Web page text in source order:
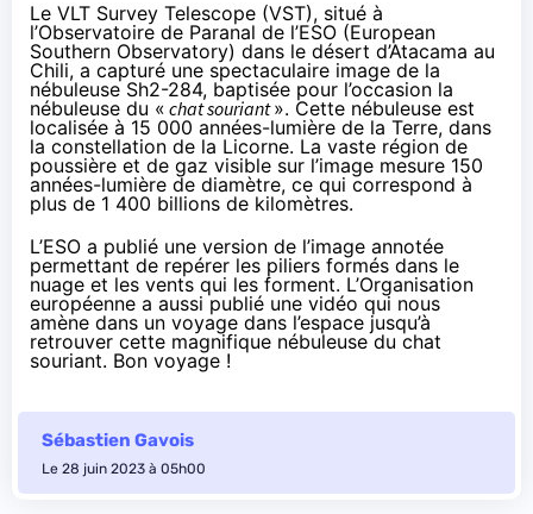
Le VLT Survey Telescope (VST), situé à
l’Observatoire de Paranal de l’ESO (European
Southern Observatory) dans le désert d’Atacama au
Chili, a capturé une spectaculaire image de la
nébuleuse Sh2-284, baptisée pour l’occasion la
nébuleuse du « chat souriant». Cette nébuleuse est
localisée à 15 000 années-lumière de la Terre, dans
la constellation de la Licorne. La vaste région de
poussière et de gaz visible sur l’image mesure 150
années-lumière de diamètre, ce qui correspond à
plus de 1 400 billions de kilomètres.
L’ESO a publié une version de l’image annotée
permettant de repérer les piliers formés dans le
nuage et les vents qui les forment. L’Organisation
européenne a aussi publié une vidéo qui nous
amène dans un voyage dans l’espace jusqu’à
retrouver cette magnifique nébuleuse du chat
souriant. Bon voyage !
Sébastien Gavois
Le 28 juin 2023 à 05h00